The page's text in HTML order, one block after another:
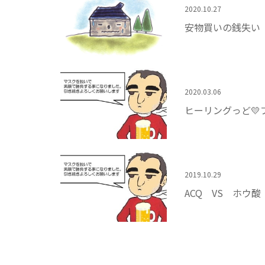
2020.10.27
安物買いの銭失い
2020.03.06
ヒーリングっど💛
2019.10.29
ACQ VS ホウ酸